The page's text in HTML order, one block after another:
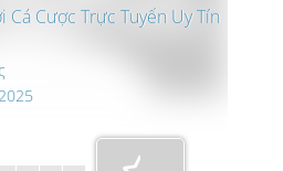
Cá Cược Trực Tuyến Uy Tín